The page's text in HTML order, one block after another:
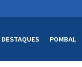
DESTAQUES POMBAL